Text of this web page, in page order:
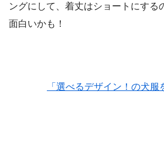
ングにして、着丈はショートにする
面白いかも！
「選べるデザイン！の犬服